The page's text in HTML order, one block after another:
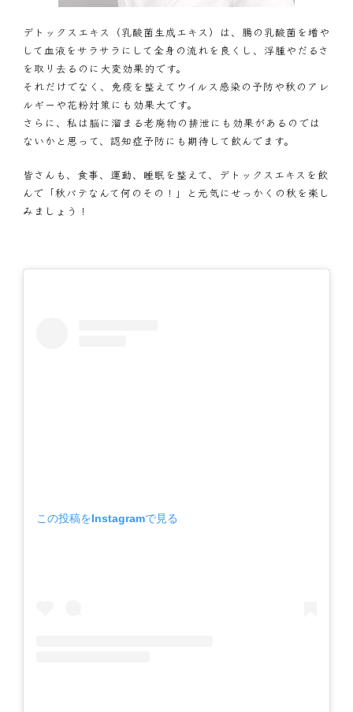
デトックスエキス（乳酸菌生成エキス）は、腸の乳酸菌を増や
して血液をサラサラにして全身の流れを良くし、浮腫やだるさ
を取り去るのに大変効果的です。
それだけでなく、免疫を整えてウイルス感染の予防や秋のアレ
ルギーや花粉対策にも効果大です。
さらに、私は脳に溜まる老廃物の排泄にも効果があるのでは
ないかと思って、認知症予防にも期待して飲んでます。
皆さんも、食事、運動、睡眠を整えて、デトックスエキスを飲
んで「秋バテなんて何のその！」と元気にせっかくの秋を楽し
みましょう！
この投稿をInstagramで見る